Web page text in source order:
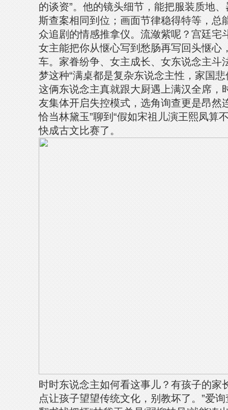
的谈资”。他的镜头细节，能把服装质地
斯查案相同到位；画面节律稳得特等，总
众追剧的情感推拿仪。流潋紫呢？宫廷宅
女主能把你从惬心写到愁肠再写回头惬心
车。家眷纷争、女主成长、女东说念主斗
梦这种“满桌都是复杂东说念主性，家国
这俩东说念主真就跟大厨遇上满汉全席，
友集体开启失控模式，选角询查更是昂
恰当林黛玉”聊到“假如宋祖儿演王熙凤算
快成古文比赛了。
时时东说念主如何看这事儿？有孩子的家
点让孩子望望传统文化，别教坏了。”爱